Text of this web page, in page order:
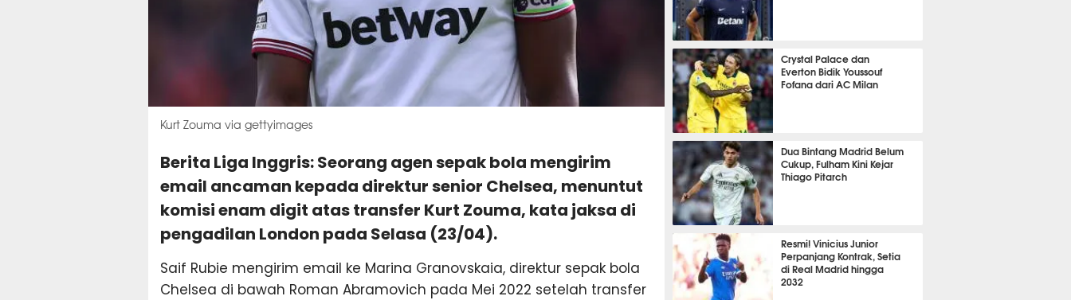
Kurt Zouma via gettyimages
Berita Liga Inggris: Seorang agen sepak bola mengirim
email ancaman kepada direktur senior Chelsea, menuntut
komisi enam digit atas transfer Kurt Zouma, kata jaksa di
pengadilan London pada Selasa (23/04).
Saif Rubie mengirim email ke Marina Granovskaia, direktur sepak bola
Chelsea di bawah Roman Abramovich pada Mei 2022 setelah transfer
17 menit 18 detik lalu
Crystal Palace dan
Everton Bidik Youssouf
Fofana dari AC Milan
21 menit 2 detik lalu
Dua Bintang Madrid Belum
Cukup, Fulham Kini Kejar
Thiago Pitarch
23 menit 47 detik lalu
Resmi! Vinicius Junior
Perpanjang Kontrak, Setia
di Real Madrid hingga
2032